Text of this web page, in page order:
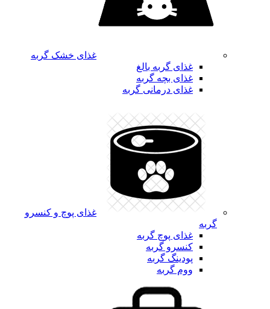
غذای خشک گربه
غذای گربه بالغ
غذای بچه گربه
غذای درمانی گربه
غذای پوچ و کنسرو
گربه
غذای پوچ گربه
کنسرو گربه
پودینگ گربه
ووم گربه